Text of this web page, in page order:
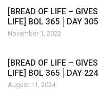
[BREAD OF LIFE – GIVES
LIFE] BOL 365 │DAY 305
November 1, 2023
[BREAD OF LIFE – GIVES
LIFE] BOL 365 │DAY 224
August 11, 2024